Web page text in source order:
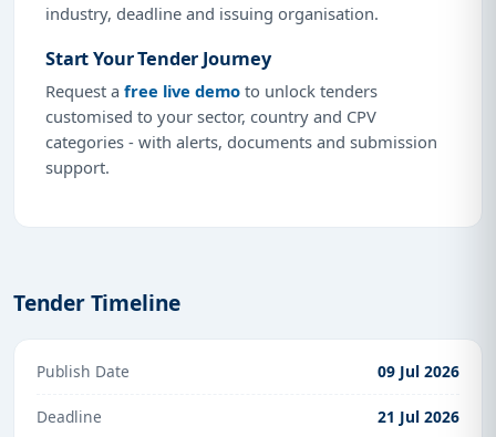
industry, deadline and issuing organisation.
Start Your Tender Journey
Request a free live demo to unlock tenders
customised to your sector, country and CPV
categories - with alerts, documents and submission
support.
Tender Timeline
Publish Date 09 Jul 2026
Deadline 21 Jul 2026